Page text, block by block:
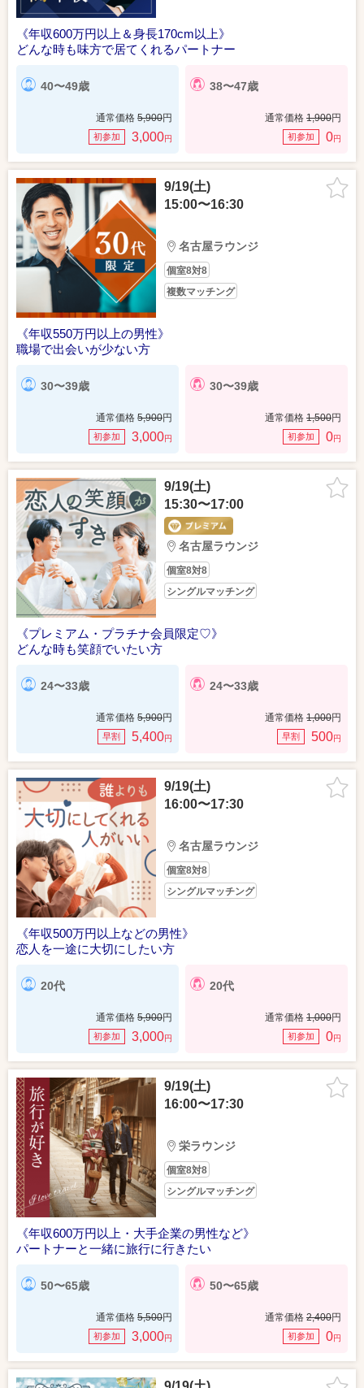
《年収600万円以上＆身長170cm以上》
どんな時も味方で居てくれるパートナー
40〜49歳
通常価格 5,900円
初参加 3,000円
38〜47歳
通常価格 1,900円
初参加 0円
9/19(土)
15:00〜16:30
名古屋ラウンジ
個室8対8
複数マッチング
《年収550万円以上の男性》
職場で出会いが少ない方
30〜39歳
通常価格 5,900円
初参加 3,000円
30〜39歳
通常価格 1,500円
初参加 0円
9/19(土)
15:30〜17:00
名古屋ラウンジ
個室8対8
シングルマッチング
《プレミアム・プラチナ会員限定♡》
どんな時も笑顔でいたい方
24〜33歳
通常価格 5,900円
早割 5,400円
24〜33歳
通常価格 1,000円
早割 500円
9/19(土)
16:00〜17:30
名古屋ラウンジ
個室8対8
シングルマッチング
《年収500万円以上などの男性》
恋人を一途に大切にしたい方
20代
通常価格 5,900円
初参加 3,000円
20代
通常価格 1,000円
初参加 0円
9/19(土)
16:00〜17:30
栄ラウンジ
個室8対8
シングルマッチング
《年収600万円以上・大手企業の男性など》
パートナーと一緒に旅行に行きたい
50〜65歳
通常価格 5,500円
初参加 3,000円
50〜65歳
通常価格 2,400円
初参加 0円